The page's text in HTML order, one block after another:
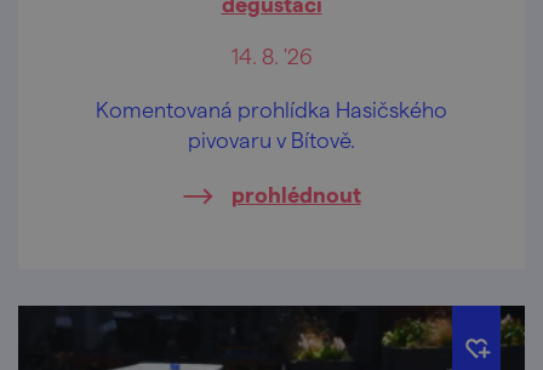
14. 8. '26
Komentovaná prohlídka Hasičského
pivovaru v Bítově.
prohlédnout